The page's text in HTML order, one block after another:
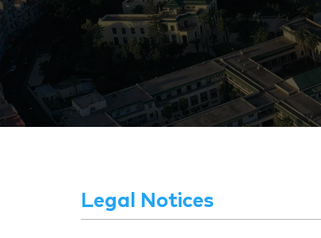
Legal Notices